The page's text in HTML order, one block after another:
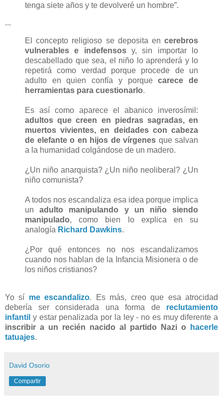
tenga siete años y te devolveré un hombre”.
...
El concepto religioso se deposita en cerebros
vulnerables e indefensosy, sin importar lo
descabellado que sea, el niño lo aprenderá y lo
repetirá como verdad porque procede de un
adulto en quien confía y porquecarece de
herramientas para cuestionarlo.
Es así como aparece el abanico inverosímil:
adultos que creen en piedras sagradas, en
muertos vivientes, en deidades con cabeza
de elefante o en hijos de vírgenes que salvan
a la humanidad colgándose de un madero.
¿Un niño anarquista? ¿Un niño neoliberal? ¿Un
niño comunista?
A todos nos escandaliza esa idea porque implica
unadulto manipulando y un niño siendo
manipulado, como bien lo explica en su
analogía Richard Dawkins.
¿Por qué entonces no nos escandalizamos
cuando nos hablan de la Infancia Misionera o de
los niños cristianos?
Yo sí me escandalizo. Es más, creo que esa atrocidad
debería ser considerada una forma de reclutamiento
infantil y estar penalizada por la ley - no es muy diferente a
inscribir a un recién nacido al partido Nazi o
hacerle
tatuajes.
David Osorio
Compartir